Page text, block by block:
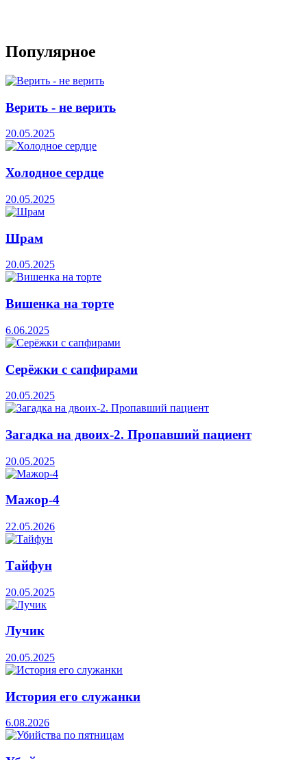
Популярное
Верить - не верить
20.05.2025
Холодное сердце
20.05.2025
Шрам
20.05.2025
Вишенка на торте
6.06.2025
Серёжки с сапфирами
20.05.2025
Загадка на двоих-2. Пропавший пациент
20.05.2025
Мажор-4
22.05.2026
Тайфун
20.05.2025
Лучик
20.05.2025
История его служанки
6.08.2026